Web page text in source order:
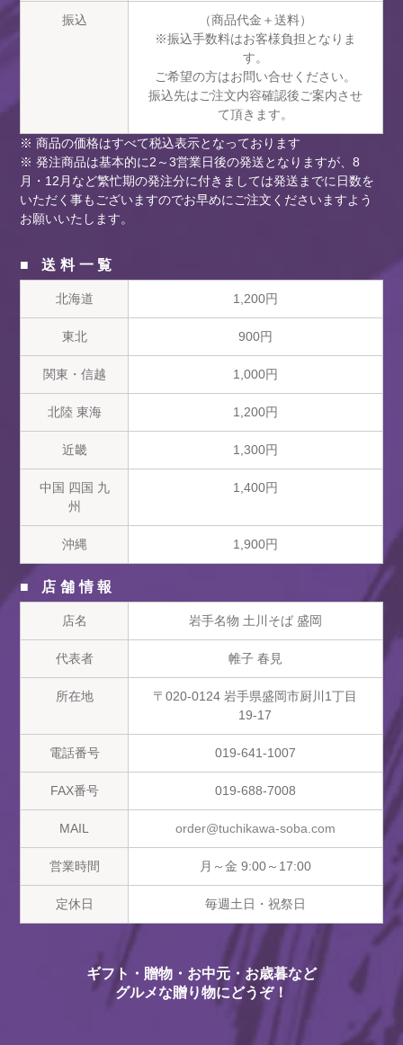
振込
（商品代金＋送料）
※振込手数料はお客様負担となりま
す。
ご希望の方はお問い合せください。
振込先はご注文内容確認後ご案内させ
て頂きます。
※ 商品の価格はすべて税込表示となっております
※ 発注商品は基本的に2～3営業日後の発送となりますが、8
月・12月など繁忙期の発注分に付きましては発送までに日数を
いただく事もございますのでお早めにご注文くださいますよう
お願いいたします。
■ 送料一覧
北海道 1,200円
東北 900円
関東・信越 1,000円
北陸 東海 1,200円
近畿 1,300円
中国 四国 九
州
1,400円
沖縄 1,900円
■ 店舗情報
店名 岩手名物 土川そば 盛岡
代表者 帷子 春見
所在地
〒020-0124 岩手県盛岡市厨川1丁目
19-17
電話番号 019-641-1007
FAX番号 019-688-7008
MAIL order@tuchikawa-soba.com
営業時間 月～金 9:00～17:00
定休日 毎週土日・祝祭日
ギフト・贈物・お中元・お歳暮など
グルメな贈り物にどうぞ！